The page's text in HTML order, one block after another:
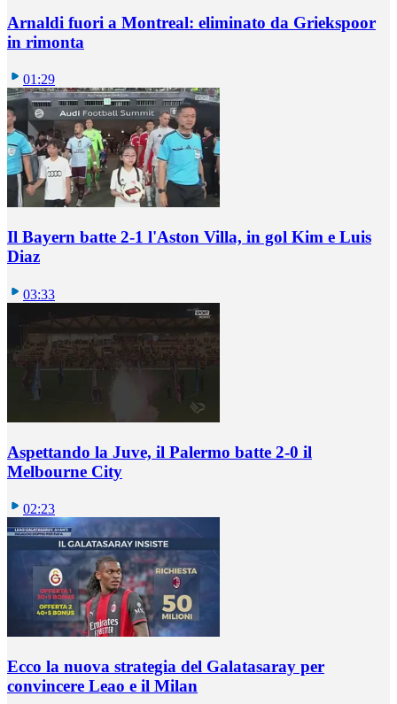
Arnaldi fuori a Montreal: eliminato da Griekspoor
in rimonta
01:29
Il Bayern batte 2-1 l'Aston Villa, in gol Kim e Luis
Diaz
03:33
Aspettando la Juve, il Palermo batte 2-0 il
Melbourne City
02:23
Ecco la nuova strategia del Galatasaray per
convincere Leao e il Milan